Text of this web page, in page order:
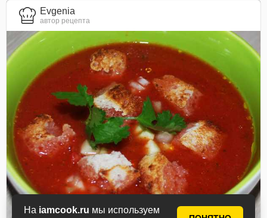
На iamcook.ru мы используем
Evgenia
автор рецепта